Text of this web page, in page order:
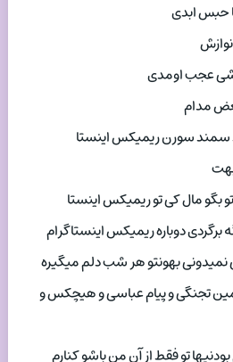
حبس ابدی
عجب اومدی
مدام
سورن ریمیکس اینستا
مال کی تو ریمیکس اینستا
برگردی دوباره ریمیکس اینستاگرام
بهونتو هر شب دلم میگیره
تجنگی و پیام عباسی و هیچکس و
تو فقط از آن من باشو کنارم